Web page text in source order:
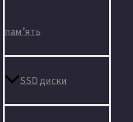
пам’ять
SSD диски